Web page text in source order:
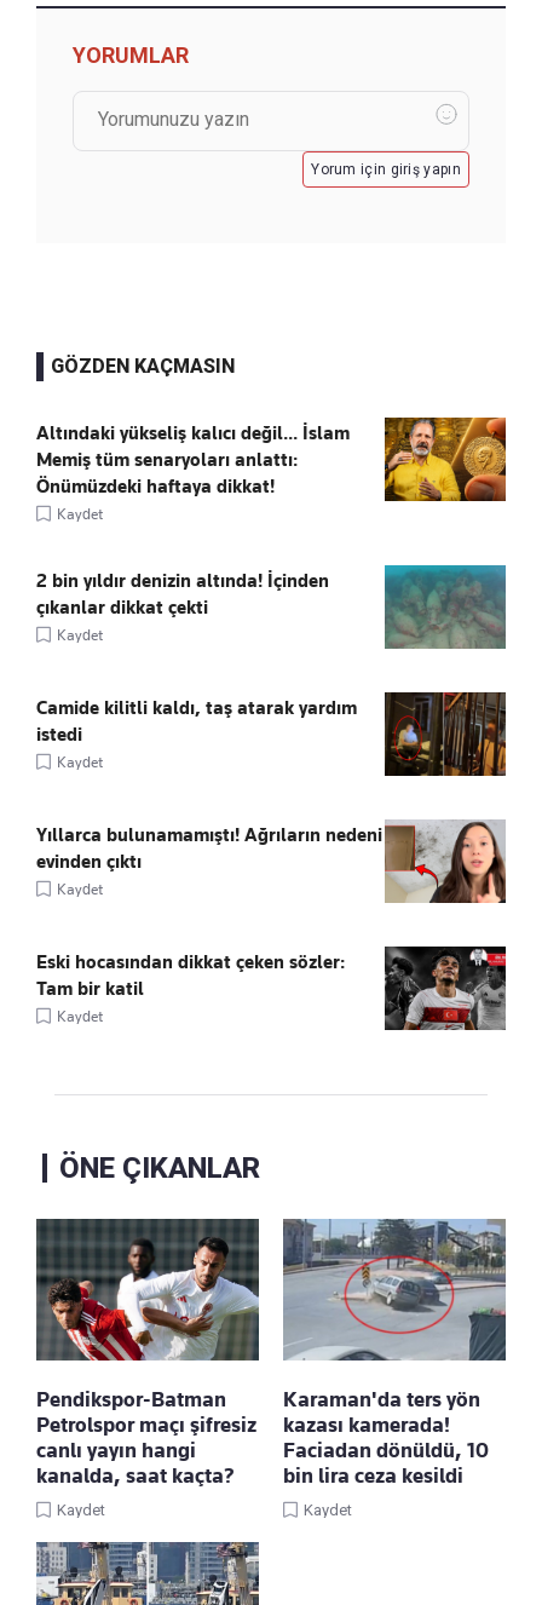
YORUMLAR
Yorum için giriş yapın
GÖZDEN KAÇMASIN
Altındaki yükseliş kalıcı değil... İslam
Memiş tüm senaryoları anlattı:
Önümüzdeki haftaya dikkat!
Kaydet
2 bin yıldır denizin altında! İçinden
çıkanlar dikkat çekti
Kaydet
Camide kilitli kaldı, taş atarak yardım
istedi
Kaydet
Yıllarca bulunamamıştı! Ağrıların nedeni
evinden çıktı
Kaydet
Eski hocasından dikkat çeken sözler:
Tam bir katil
Kaydet
ÖNE ÇIKANLAR
Pendikspor-Batman
Petrolspor maçı şifresiz
canlı yayın hangi
kanalda, saat kaçta?
Kaydet
Karaman'da ters yön
kazası kamerada!
Faciadan dönüldü, 10
bin lira ceza kesildi
Kaydet